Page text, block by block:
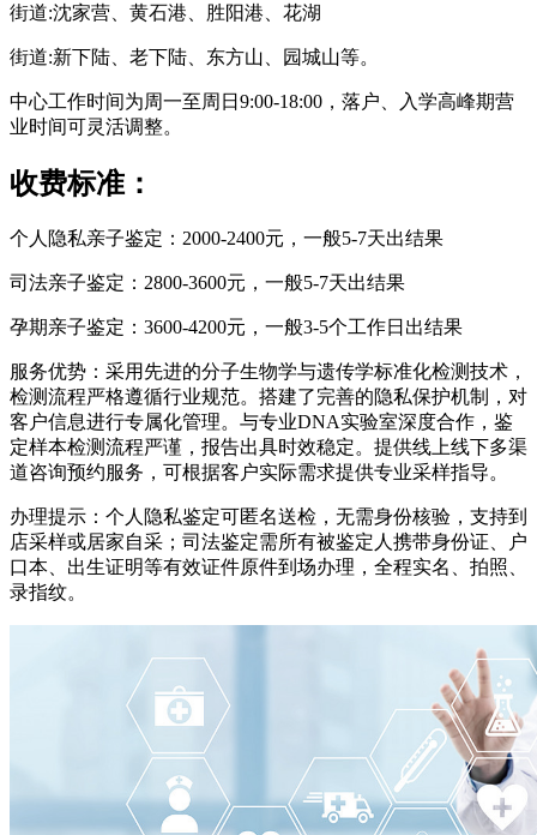
街道:沈家营、黄石港、胜阳港、花湖
街道:新下陆、老下陆、东方山、园城山等。
中心工作时间为周一至周日9:00-18:00，落户、入学高峰期营
业时间可灵活调整。
收费标准：
个人隐私亲子鉴定：2000-2400元，一般5-7天出结果
司法亲子鉴定：2800-3600元，一般5-7天出结果
孕期亲子鉴定：3600-4200元，一般3-5个工作日出结果
服务优势：采用先进的分子生物学与遗传学标准化检测技术，
检测流程严格遵循行业规范。搭建了完善的隐私保护机制，对
客户信息进行专属化管理。与专业DNA实验室深度合作，鉴
定样本检测流程严谨，报告出具时效稳定。提供线上线下多渠
道咨询预约服务，可根据客户实际需求提供专业采样指导。
办理提示：个人隐私鉴定可匿名送检，无需身份核验，支持到
店采样或居家自采；司法鉴定需所有被鉴定人携带身份证、户
口本、出生证明等有效证件原件到场办理，全程实名、拍照、
录指纹。